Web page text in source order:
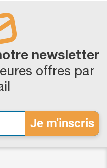
newsletter
offres par